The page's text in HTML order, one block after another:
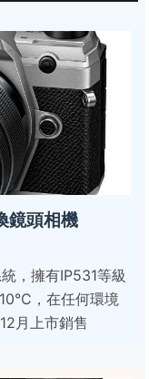
鏡頭相機
，擁有IP531等級
，在任何環境
月上市銷售